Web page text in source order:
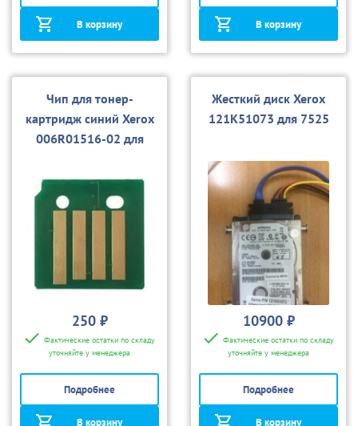
В корзину В корзину
Чип для тонер-
картридж синий Xerox
006R01516-02 для
7556
250 ₽
Фактические остатки по складу
уточняйте у менеджера
Подробнее
В корзину
Жесткий диск Xerox
121K51073 для 7525
10900 ₽
Фактические остатки по складу
уточняйте у менеджера
Подробнее
В корзину